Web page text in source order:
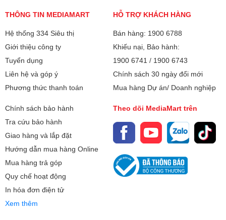
THÔNG TIN MEDIAMART
Hệ thống 334 Siêu thị
Giới thiệu công ty
Tuyển dụng
Liên hệ và góp ý
Phương thức thanh toán
HỖ TRỢ KHÁCH HÀNG
Bán hàng: 1900 6788
Khiếu nại, Bảo hành:
1900 6741 / 1900 6743
Chính sách 30 ngày đổi mới
Mua hàng Dự án/ Doanh nghiệp
Chính sách bảo hành
Tra cứu bảo hành
Giao hàng và lắp đặt
Hướng dẫn mua hàng Online
Mua hàng trả góp
Quy chế hoạt động
In hóa đơn điện tử
Xem thêm
Theo dõi MediaMart trên